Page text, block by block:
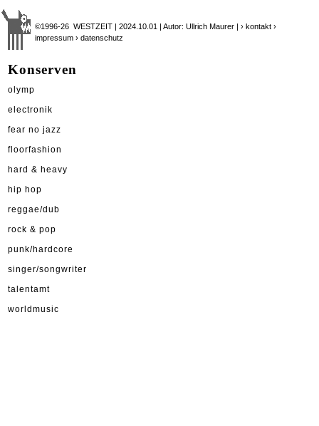
©1996-26 WESTZEIT | 2024.10.01 | Autor: Ullrich Maurer |› kontakt ›
impressum › datenschutz
Konserven
olymp
electronik
fear no jazz
floorfashion
hard & heavy
hip hop
reggae/dub
rock & pop
punk/hardcore
singer/songwriter
talentamt
worldmusic